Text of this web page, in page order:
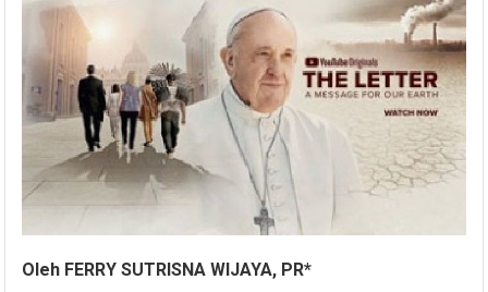
Oleh FERRY SUTRISNA WIJAYA, PR*